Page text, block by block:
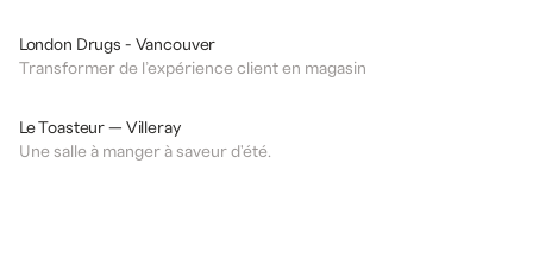
London Drugs - Vancouver
Transformer de l’expérience client en magasin
Le Toasteur — Villeray
Une salle à manger à saveur d'été.